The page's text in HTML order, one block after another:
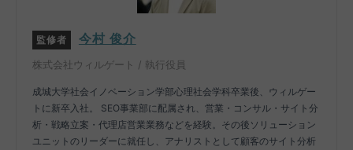
監修者 今村 俊介
株式会社ウィルゲート / 執行役員
成城大学社会イノベーション学部心理社会学科卒業後、ウィルゲー
トに新卒入社。 SEO事業部に配属され、営業・コンサル・サイト分
析・戦略立案・代理店営業業務などを経験。その後ソリューション
ユニットのリーダーに就任し、アナリストとして顧客のサイト分析